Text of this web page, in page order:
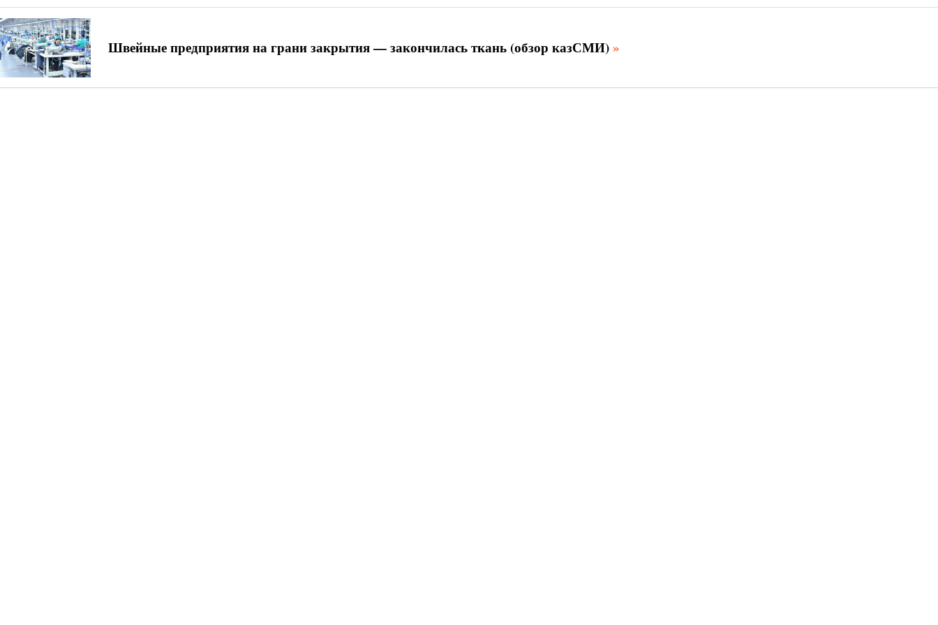
Швейные предприятия на грани закрытия — закончилась ткань (обзор казСМИ)